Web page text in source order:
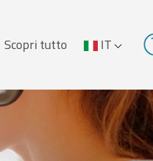
Scopri tutto IT